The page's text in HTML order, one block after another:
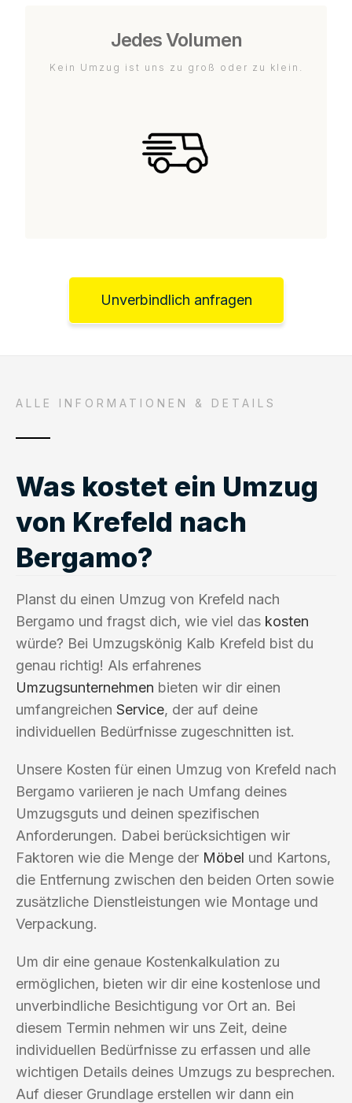
Jedes Volumen
Kein Umzug ist uns zu groß oder zu klein.
Unverbindlich anfragen
ALLE INFORMATIONEN & DETAILS
Was kostet ein Umzug
von Krefeld nach
Bergamo?
Planst du einen Umzug von Krefeld nach
Bergamo und fragst dich, wie viel das kosten
würde? Bei Umzugskönig Kalb Krefeld bist du
genau richtig! Als erfahrenes
Umzugsunternehmen bieten wir dir einen
umfangreichen Service, der auf deine
individuellen Bedürfnisse zugeschnitten ist.
Unsere Kosten für einen Umzug von Krefeld nach
Bergamo variieren je nach Umfang deines
Umzugsguts und deinen spezifischen
Anforderungen. Dabei berücksichtigen wir
Faktoren wie die Menge der Möbel und Kartons,
die Entfernung zwischen den beiden Orten sowie
zusätzliche Dienstleistungen wie Montage und
Verpackung.
Um dir eine genaue Kostenkalkulation zu
ermöglichen, bieten wir dir eine kostenlose und
unverbindliche Besichtigung vor Ort an. Bei
diesem Termin nehmen wir uns Zeit, deine
individuellen Bedürfnisse zu erfassen und alle
wichtigen Details deines Umzugs zu besprechen.
Auf dieser Grundlage erstellen wir dann ein